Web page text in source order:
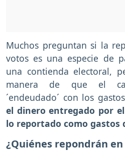
Muchos preguntan si la
votos es una especie de
una contienda electoral,
manera de que el
´endeudado´ con los
el dinero entregado por
lo reportado como gastos
¿Quiénes repondrán en